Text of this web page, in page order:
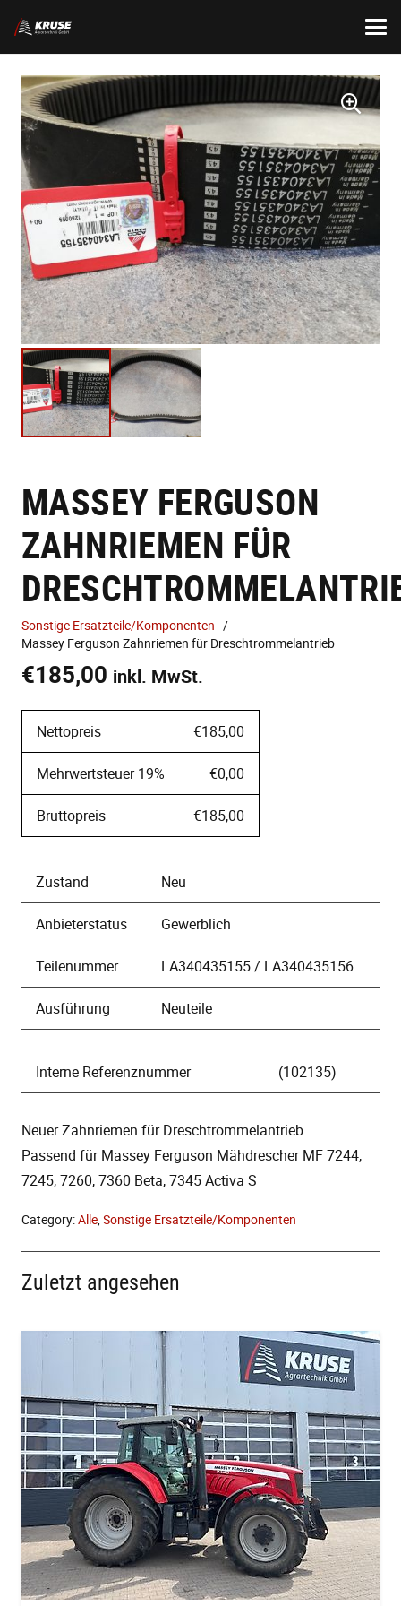
MASSEY FERGUSON
ZAHNRIEMEN FÜR
Sonstige Ersatzteile/Komponenten /
Massey Ferguson Zahnriemen für Dreschtrommelantrieb
€185,00 inkl. MwSt.
Nettopreis €185,00
Mehrwertsteuer 19% €0,00
Bruttopreis €185,00
Zustand Neu
Anbieterstatus Gewerblich
Teilenummer LA340435155 / LA340435156
Ausführung Neuteile
Interne Referenznummer (102135)
Neuer Zahnriemen für Dreschtrommelantrieb.
Passend für Massey Ferguson Mähdrescher MF 7244,
7245, 7260, 7360 Beta, 7345 Activa S
Category:Alle,Sonstige Ersatzteile/Komponenten
Zuletzt angesehen